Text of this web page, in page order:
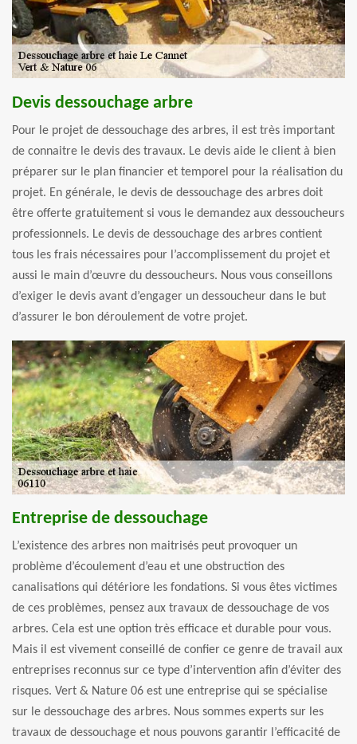
Devis dessouchage arbre
Pour le projet de dessouchage des arbres, il est très important
de connaitre le devis des travaux. Le devis aide le client à bien
préparer sur le plan financier et temporel pour la réalisation du
projet. En générale, le devis de dessouchage des arbres doit
être offerte gratuitement si vous le demandez aux dessoucheurs
professionnels. Le devis de dessouchage des arbres contient
tous les frais nécessaires pour l’accomplissement du projet et
aussi le main d’œuvre du dessoucheurs. Nous vous conseillons
d’exiger le devis avant d’engager un dessoucheur dans le but
d’assurer le bon déroulement de votre projet.
Entreprise de dessouchage
L’existence des arbres non maitrisés peut provoquer un
problème d’écoulement d’eau et une obstruction des
canalisations qui détériore les fondations. Si vous êtes victimes
de ces problèmes, pensez aux travaux de dessouchage de vos
arbres. Cela est une option très efficace et durable pour vous.
Mais il est vivement conseillé de confier ce genre de travail aux
entreprises reconnus sur ce type d’intervention afin d’éviter des
risques. Vert & Nature 06 est une entreprise qui se spécialise
sur le dessouchage des arbres. Nous sommes experts sur les
travaux de dessouchage et nous pouvons garantir l’efficacité de